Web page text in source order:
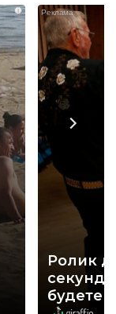
i
Ролик
секунд,
будете